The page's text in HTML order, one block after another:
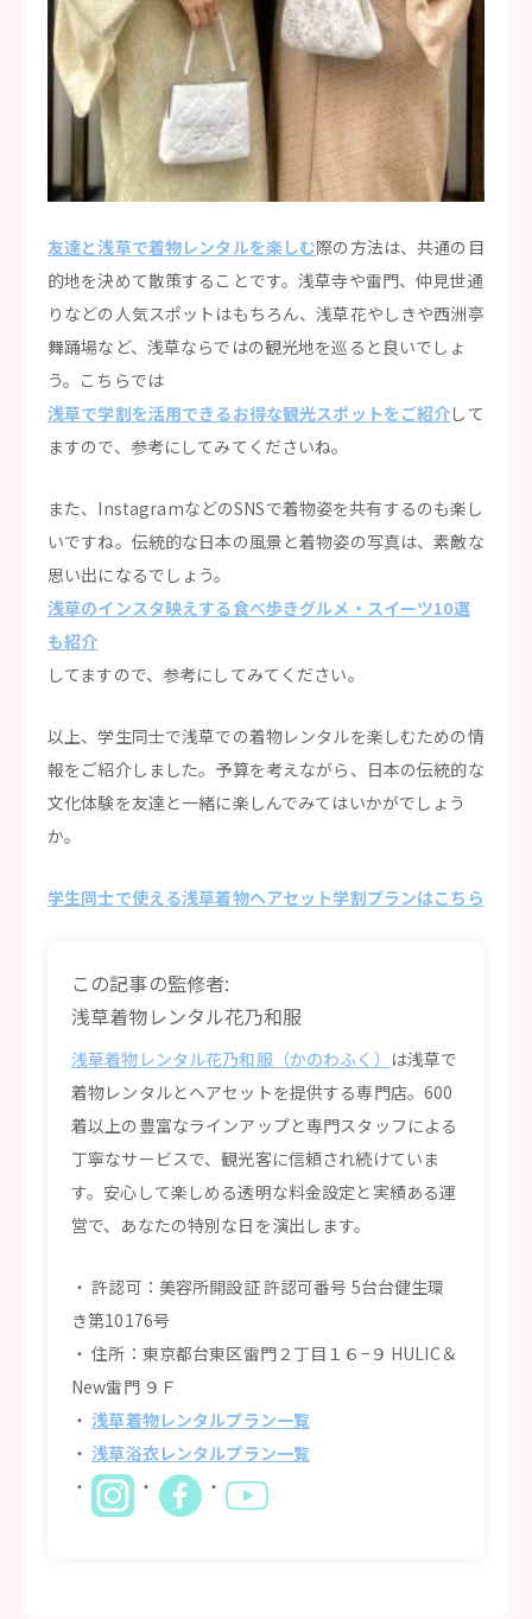
友達と浅草で着物レンタルを楽しむ際の方法は、共通の目
的地を決めて散策することです。浅草寺や雷門、仲見世通
りなどの人気スポットはもちろん、浅草花やしきや西洲亭
舞踊場など、浅草ならではの観光地を巡ると良いでしょ
う。こちらでは
浅草で学割を活用できるお得な観光スポットをご紹介して
ますので、参考にしてみてくださいね。
また、InstagramなどのSNSで着物姿を共有するのも楽し
いですね。伝統的な日本の風景と着物姿の写真は、素敵な
思い出になるでしょう。
浅草のインスタ映えする食べ歩きグルメ・スイーツ10選
も紹介
してますので、参考にしてみてください。
以上、学生同士で浅草での着物レンタルを楽しむための情
報をご紹介しました。予算を考えながら、日本の伝統的な
文化体験を友達と一緒に楽しんでみてはいかがでしょう
か。
学生同士で使える浅草着物ヘアセット学割プランはこちら
この記事の監修者:
浅草着物レンタル花乃和服
浅草着物レンタル花乃和服（かのわふく） は浅草で
着物レンタルとヘアセットを提供する専門店。600
着以上の豊富なラインアップと専門スタッフによる
丁寧なサービスで、観光客に信頼され続けていま
す。安心して楽しめる透明な料金設定と実績ある運
営で、あなたの特別な日を演出します。
許認可：美容所開設証 許認可番号 5台台健生環
き第10176号
住所：東京都台東区雷門２丁目１６−９ HULIC＆
New雷門 ９Ｆ
浅草着物レンタルプラン一覧
浅草浴衣レンタルプラン一覧